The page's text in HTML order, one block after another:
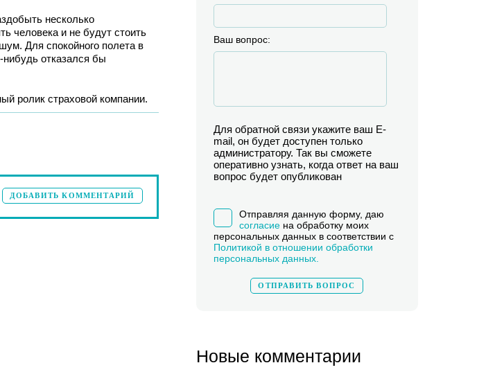
несколько
человека и не будут стоить
Для спокойного полета в
отказался бы
ролик страховой компании.
ДОБАВИТЬ КОММЕНТАРИЙ
Ваш вопрос:
Для обратной связи укажите ваш E-
mail, он будет доступен только
администратору. Так вы сможете
оперативно узнать, когда ответ на ваш
вопрос будет опубликован
Отправляя данную форму, даю
согласиена обработку моих
персональных данных в соответствии с
Политикой в отношении обработки
персональных данных.
Новые комментарии